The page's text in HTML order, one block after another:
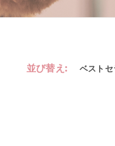
並び替え: